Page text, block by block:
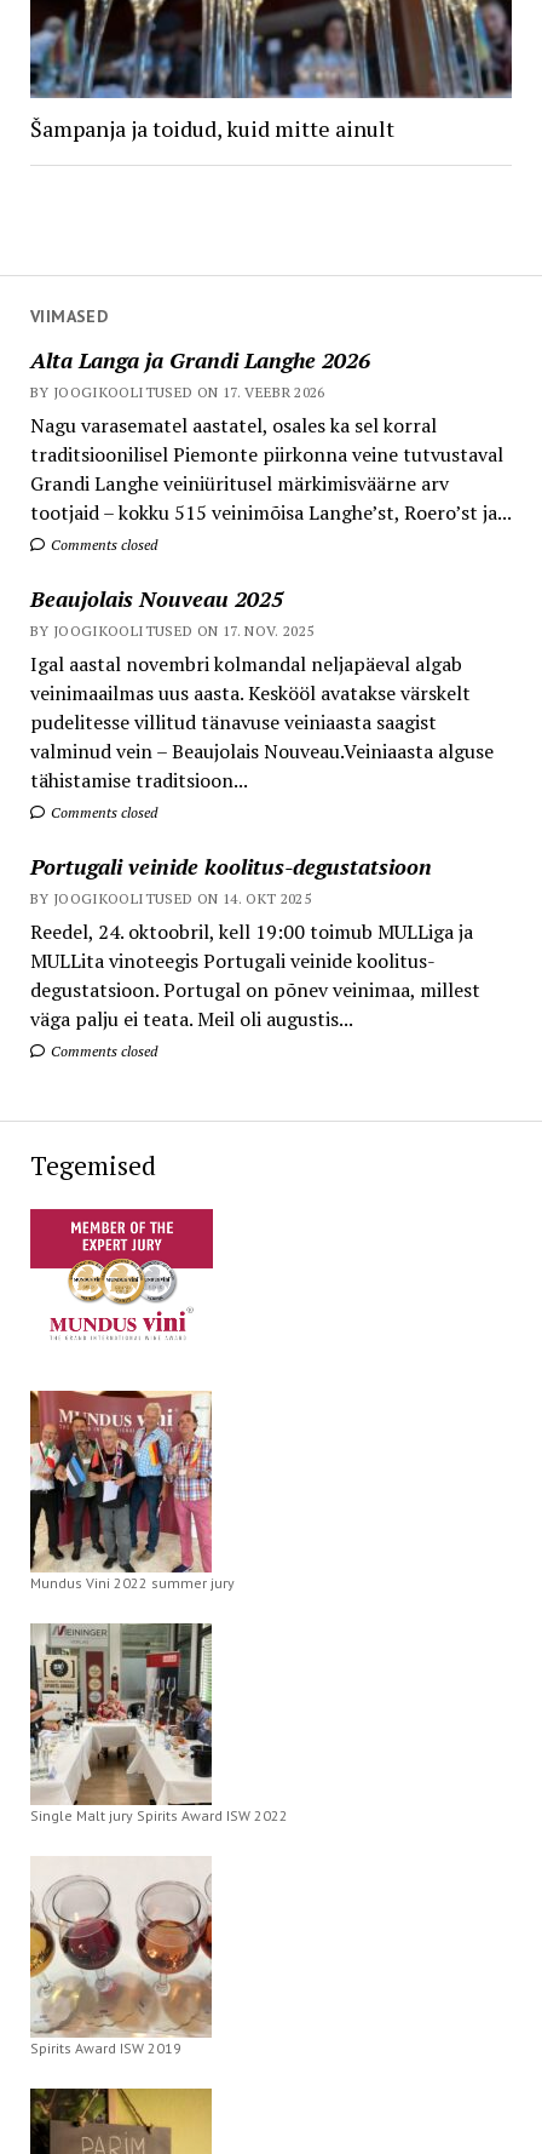
VIIMASED
Alta Langa ja Grandi Langhe 2026
BY JOOGIKOOLITUSED ON 17. VEEBR 2026
Nagu varasematel aastatel, osales ka sel korral
traditsioonilisel Piemonte piirkonna veine tutvustaval
Grandi Langhe veiniüritusel märkimisväärne arv
tootjaid – kokku 515 veinimõisa Langhe’st, Roero’st ja...
Comments closed
Beaujolais Nouveau 2025
BY JOOGIKOOLITUSED ON 17. NOV. 2025
Igal aastal novembri kolmandal neljapäeval algab
veinimaailmas uus aasta. Keskööl avatakse värskelt
pudelitesse villitud tänavuse veiniaasta saagist
valminud vein – Beaujolais Nouveau.Veiniaasta alguse
tähistamise traditsioon...
Comments closed
Portugali veinide koolitus-degustatsioon
BY JOOGIKOOLITUSED ON 14. OKT 2025
Reedel, 24. oktoobril, kell 19:00 toimub MULLiga ja
MULLita vinoteegis Portugali veinide koolitus-
degustatsioon. Portugal on põnev veinimaa, millest
väga palju ei teata. Meil oli augustis...
Comments closed
Šampanja ja toidud, kuid mitte ainult
Tegemised
Mundus Vini 2022 summer jury
Single Malt jury Spirits Award ISW 2022
Spirits Award ISW 2019